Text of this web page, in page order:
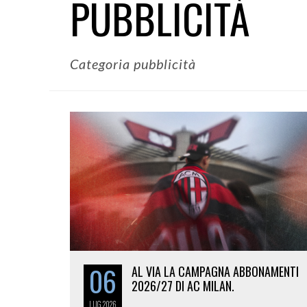
PUBBLICITÀ
Categoria pubblicità
06
LUG2026
AL VIA LA CAMPAGNA ABBONAMENTI
2026/27 DI AC MILAN.